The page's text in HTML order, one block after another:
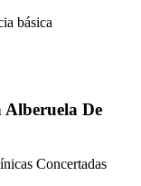
básica
Alberuela De
Concertadas